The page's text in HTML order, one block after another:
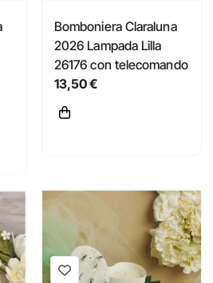
Bomboniera Claraluna
2026 Lampada Lilla
26176 con telecomando
13,50 €